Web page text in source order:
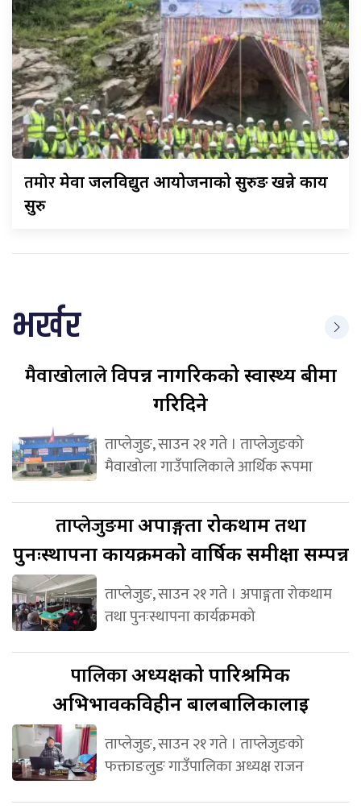
तमोरमेवा जलविद्युत आयोजनाको सुरुङ खन्ने कार्य
सुरु
भर्खर
मैवाखोलालेविपन्न नागरिकको स्वास्थ्य बीमा
गरिदिने
ताप्लेजुङ, साउन २१ गते । ताप्लेजुङको
मैवाखोला गाउँपालिकाले आर्थिक रूपमा
ताप्लेजुङमाअपाङ्गता रोकथाम तथा
पुनःस्थापना कार्यक्रमको वार्षिक समीक्षा सम्पन्न
ताप्लेजुङ, साउन २१ गते । अपाङ्गता रोकथाम
तथा पुनःस्थापना कार्यक्रमको
पालिकाअध्यक्षको पारिश्रमिक
अभिभावकविहीन बालबालिकालाई
ताप्लेजुङ, साउन २१ गते । ताप्लेजुङको
फक्ताङलुङ गाउँपालिका अध्यक्ष राजन